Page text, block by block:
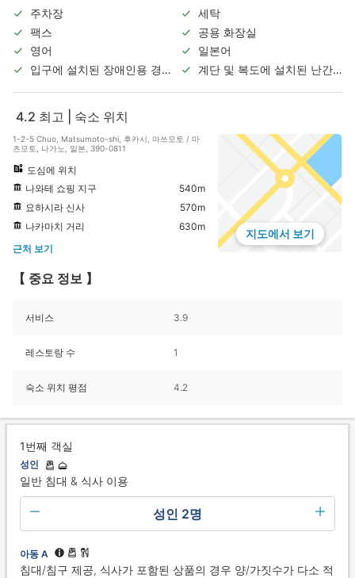
주차장
세탁
팩스
공용 화장실
영어
일본어
입구에 설치된 장애인용 경사
계단 및 복도에 설치된 난간/
4.2 최고 | 숙소 위치
1-2-5 Chuo, Matsumoto-shi, 후카시, 마쓰모토 / 마
츠모토, 나가노, 일본, 390-0811
도심에 위치
나와테 쇼핑 지구
540m
요하시라 신사
570m
나카마치 거리
630m
근처 보기
지도에서 보기
【 중요 정보 】
서비스 3.9
레스토랑 수 1
숙소 위치 평점 4.2
1번째 객실
성인
일반 침대 & 식사 이용
성인 2명
아동 A
침대/침구 제공, 식사가 포함된 상품의 경우 양/가짓수가 다소 적